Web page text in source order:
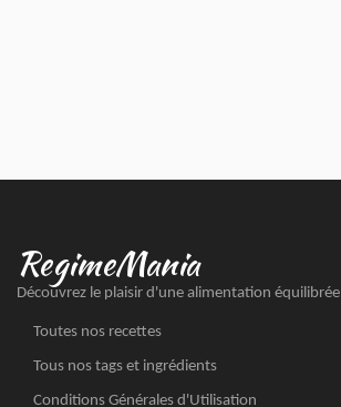
RegimeMania
Découvrez le plaisir d'une alimentation équilibrée
Toutes nos recettes
Tous nos tags et ingrédients
Conditions Générales d'Utilisation